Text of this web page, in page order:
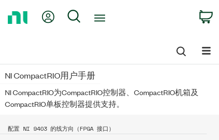
My Account
Search
NI CompactRIO用户手册
NI CompactRIO为CompactRIO控制器、CompactRIO机箱及
CompactRIO单板控制器提供支持。
配置 NI 9403 的线方向（FPGA 接口）